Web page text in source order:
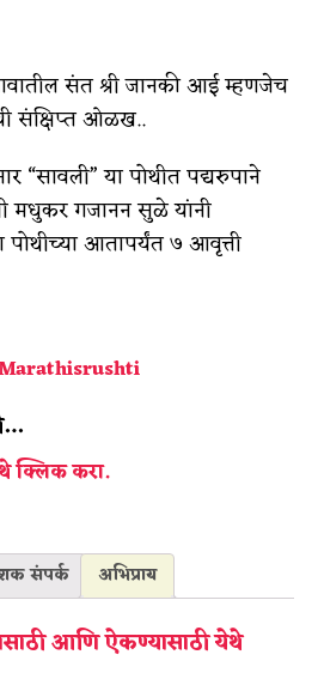
संत श्री जानकी आई म्हणजेच
संक्षिप्त ओळख..
“सावली” या पोथीत पद्यरुपाने
मधुकर गजानन सुळे यांनी
पोथीच्या आतापर्यंत ७ आवृत्ती
Marathisrushti
क्लिक करा.
संपर्क अभिप्राय
आणि ऐकण्यासाठी येथे